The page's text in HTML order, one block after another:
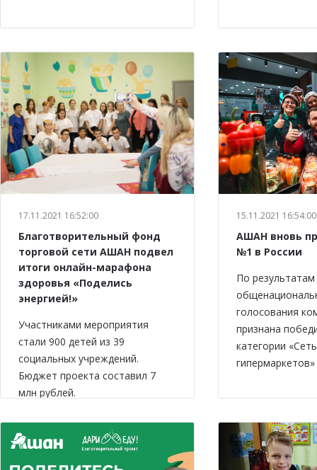
17.11.2021 16:52:00
Благотворительный фонд
торговой сети АШАН подвел
итоги онлайн-марафона
здоровья «Поделись
энергией!»
Участниками мероприятия
стали 900 детей из 39
социальных учреждений.
Бюджет проекта составил 7
млн рублей.
15.11.2021 16:54:00
АШАН вновь
№1 в России
По результатам
голосования
признана
категории «Сеть